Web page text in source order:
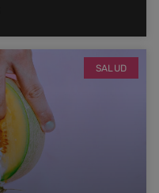
SALUD